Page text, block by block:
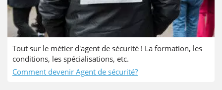
Tout sur le métier d'agent de sécurité ! La formation, les
conditions, les spécialisations, etc.
Comment devenir Agent de sécurité?